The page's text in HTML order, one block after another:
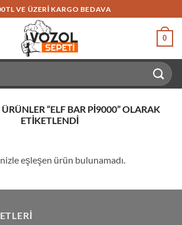
VE ÜZERI KARGO BEDAVA
0
ÜRÜNLER “ELF BAR PI9000” OLARAK
ETIKETLENDI
eşleşen ürün bulunamadı.